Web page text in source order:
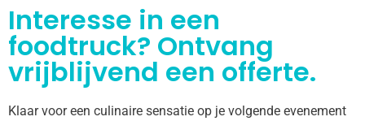
Interesse in een
foodtruck? Ontvang
vrijblijvend een offerte.
Klaar voor een culinaire sensatie op je volgende evenement